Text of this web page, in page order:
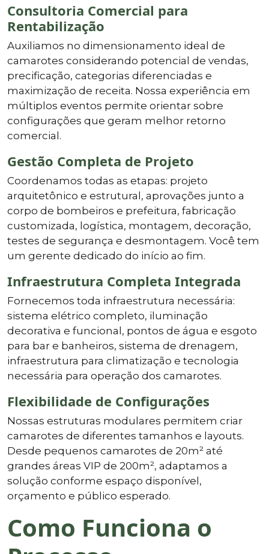
Consultoria Comercial para
Rentabilização
Auxiliamos no dimensionamento ideal de
camarotes considerando potencial de vendas,
precificação, categorias diferenciadas e
maximização de receita. Nossa experiência em
múltiplos eventos permite orientar sobre
configurações que geram melhor retorno
comercial.
Gestão Completa de Projeto
Coordenamos todas as etapas: projeto
arquitetônico e estrutural, aprovações junto a
corpo de bombeiros e prefeitura, fabricação
customizada, logística, montagem, decoração,
testes de segurança e desmontagem. Você tem
um gerente dedicado do início ao fim.
Infraestrutura Completa Integrada
Fornecemos toda infraestrutura necessária:
sistema elétrico completo, iluminação
decorativa e funcional, pontos de água e esgoto
para bar e banheiros, sistema de drenagem,
infraestrutura para climatização e tecnologia
necessária para operação dos camarotes.
Flexibilidade de Configurações
Nossas estruturas modulares permitem criar
camarotes de diferentes tamanhos e layouts.
Desde pequenos camarotes de 20m² até
grandes áreas VIP de 200m², adaptamos a
solução conforme espaço disponível,
orçamento e público esperado.
Como Funciona o